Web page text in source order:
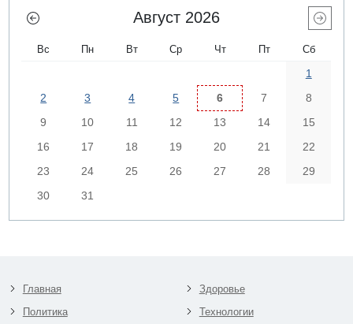
Август 2026
Вс Пн Вт Ср Чт Пт Сб
1
2
3 4 5 6 7
8
9
10 11 12 13 14
15
16
17 18 19 20 21
22
23
24 25 26 27 28
29
30
31
Главная
Политика
Здоровье
Технологии